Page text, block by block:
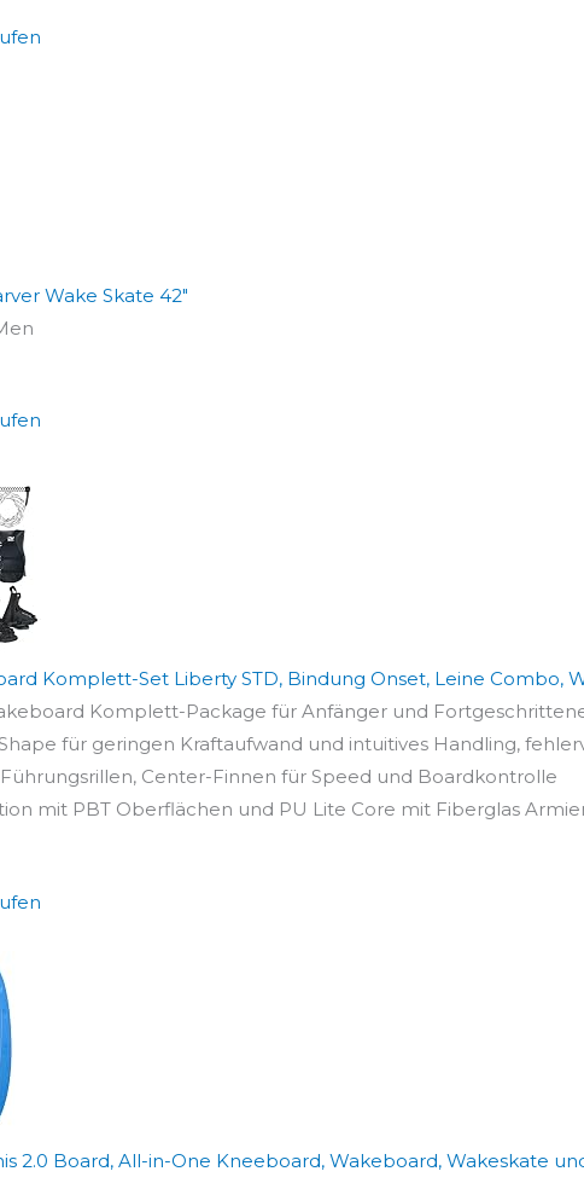
Wake Skate 42"
Komplett-Set Liberty STD, Bindung Onset, Leine Combo,
Komplett-Package für Anfänger und Fortgeschrittene
für geringen Kraftaufwand und intuitives Handling,
Center-Finnen für Speed und Boardkontrolle
mit PBT Oberflächen und PU Lite Core mit Fiberglas
2.0 Board, All-in-One Kneeboard, Wakeboard, Wakeskate